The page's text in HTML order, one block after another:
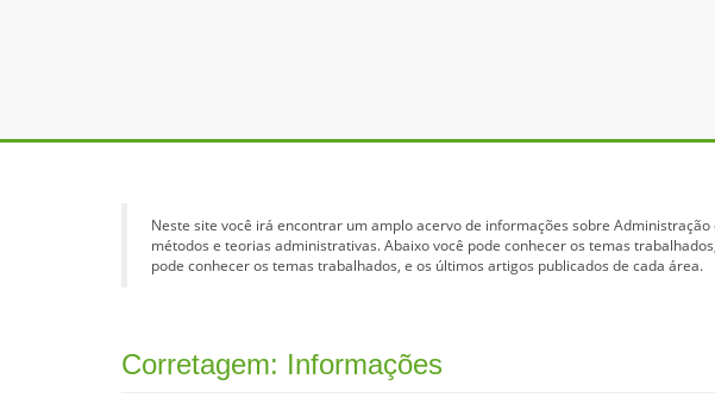
Neste site você irá encontrar um amplo acervo de informações sobre
métodos e teorias administrativas. Abaixo você pode conhecer os temas
pode conhecer os temas trabalhados, e os últimos artigos publicados de cada área.
Corretagem: Informações